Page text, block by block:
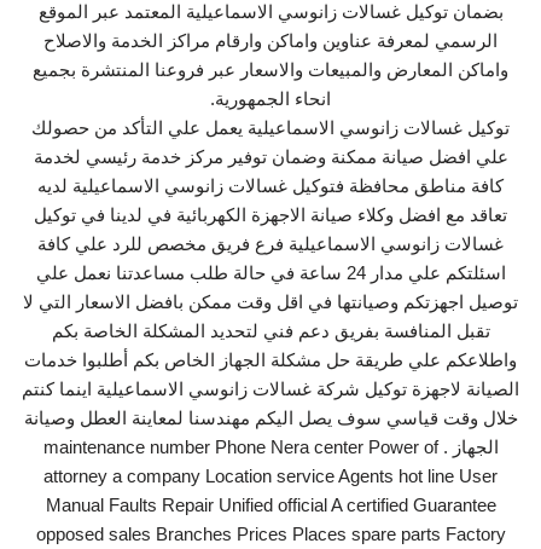
بضمان توكيل غسالات زانوسي الاسماعيلية المعتمد عبر الموقع
الرسمي لمعرفة عناوين واماكن وارقام مراكز الخدمة والاصلاح
واماكن المعارض والمبيعات والاسعار عبر فروعنا المنتشرة بجميع
انحاء الجمهورية.
توكيل غسالات زانوسي الاسماعيلية يعمل علي التأكد من حصولك
علي افضل صيانة ممكنة وضمان توفير مركز خدمة رئيسي لخدمة
كافة مناطق محافظة فتوكيل غسالات زانوسي الاسماعيلية لديه
تعاقد مع افضل وكلاء صيانة الاجهزة الكهربائية في لدينا في توكيل
غسالات زانوسي الاسماعيلية فرع فريق مخصص للرد علي كافة
اسئلتكم علي مدار 24 ساعة في حالة طلب مساعدتنا نعمل علي
توصيل اجهزتكم وصيانتها في اقل وقت ممكن بافضل الاسعار التي لا
تقبل المنافسة بفريق دعم فني لتحديد المشكلة الخاصة بكم
واطلاعكم علي طريقة حل مشكلة الجهاز الخاص بكم أطلبوا خدمات
الصيانة لاجهزة توكيل شركة غسالات زانوسي الاسماعيلية اينما كنتم
خلال وقت قياسي سوف يصل اليكم مهندسنا لمعاينة العطل وصيانة
الجهاز . maintenance number Phone Nera center Power of
attorney a company Location service Agents hot line User
Manual Faults Repair Unified official A certified Guarantee
opposed sales Branches Prices Places spare parts Factory